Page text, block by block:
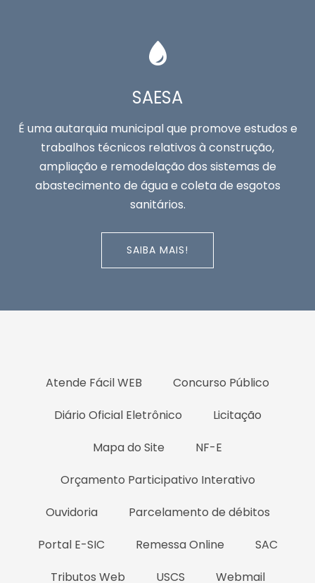
SAESA
É uma autarquia municipal que promove estudos e
trabalhos técnicos relativos à construção,
ampliação e remodelação dos sistemas de
abastecimento de água e coleta de esgotos
sanitários.
SAIBA MAIS!
Atende Fácil WEB
Concurso Público
Diário Oficial Eletrônico
Licitação
Mapa do Site
NF-E
Orçamento Participativo Interativo
Ouvidoria
Parcelamento de débitos
Portal E-SIC
Remessa Online
SAC
Tributos Web
USCS Webmail